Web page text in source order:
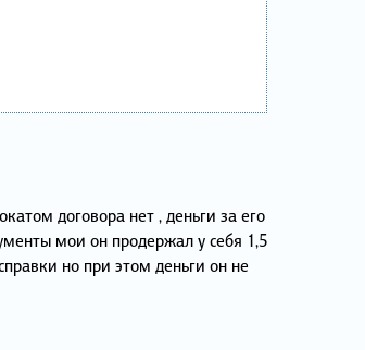
договора нет , деньги за его
мои он продержал у себя 1,5
но при этом деньги он не